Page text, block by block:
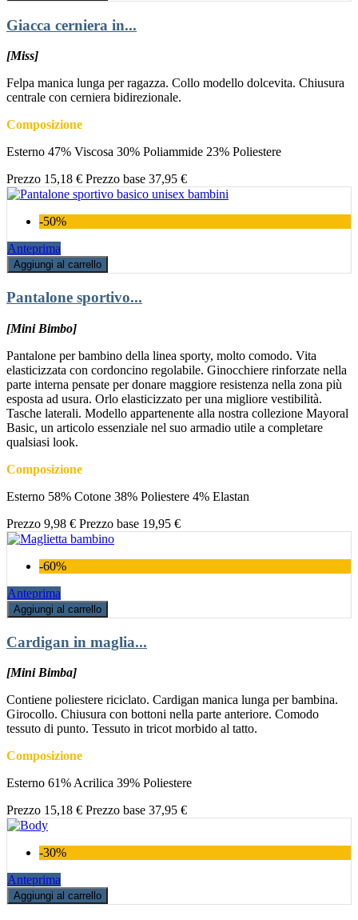
Giacca cerniera in...
[Miss]
Felpa manica lunga per ragazza. Collo modello dolcevita. Chiusura
centrale con cerniera bidirezionale.
Composizione
Esterno 47% Viscosa 30% Poliammide 23% Poliestere
Prezzo 15,18 € Prezzo base 37,95 €
-50%
Anteprima
Aggiungi al carrello
Pantalone sportivo...
[Mini Bimbo]
Pantalone per bambino della linea sporty, molto comodo. Vita
elasticizzata con cordoncino regolabile. Ginocchiere rinforzate nella
parte interna pensate per donare maggiore resistenza nella zona più
esposta ad usura. Orlo elasticizzato per una migliore vestibilità.
Tasche laterali. Modello appartenente alla nostra collezione Mayoral
Basic, un articolo essenziale nel suo armadio utile a completare
qualsiasi look.
Composizione
Esterno 58% Cotone 38% Poliestere 4% Elastan
Prezzo 9,98 € Prezzo base 19,95 €
-60%
Anteprima
Aggiungi al carrello
Cardigan in maglia...
[Mini Bimba]
Contiene poliestere riciclato. Cardigan manica lunga per bambina.
Girocollo. Chiusura con bottoni nella parte anteriore. Comodo
tessuto di punto. Tessuto in tricot morbido al tatto.
Composizione
Esterno 61% Acrilica 39% Poliestere
Prezzo 15,18 € Prezzo base 37,95 €
-30%
Anteprima
Aggiungi al carrello